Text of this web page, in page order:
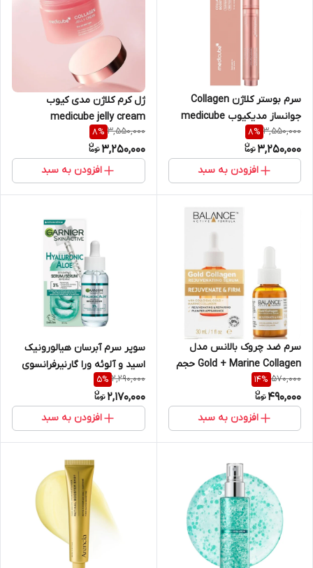
سرم بوستر کلاژن Collagen
جوانساز مدیکیوب medicube
حجم ۱۵ میل
3,550,000
8%
3,250,000
افزودن به سبد
ژل کرم کلاژن مدی کیوب
medicube jelly cream
میلی لیتر
3,550,000
8%
3,250,000
افزودن به سبد
سرم ضد چروک بالانس مدل
Gold + Marine Collagen حجم
30 میلی لیتر
570,000
14%
490,000
افزودن به سبد
سوپر سرم آبرسان هیالورونیک
اسید و آلوئه ورا گارنیرفرانسوی
میلی | Garnier Hyaluronic Aloe
Skin Active 30ml
2,290,000
5%
2,170,000
افزودن به سبد